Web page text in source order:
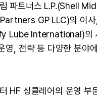
파트너스 L.P.(Shell
GP LLC)의 이
Lube International)의
, 전략 등 다양한 분야
HF 싱클레어의 운영